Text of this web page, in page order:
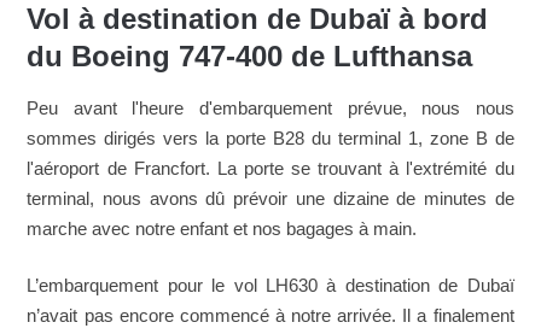
Vol à destination de Dubaï à bord
du Boeing 747-400 de Lufthansa
Peu avant l'heure d'embarquement prévue, nous nous
sommes dirigés vers la porte B28 du terminal 1, zone B de
l'aéroport de Francfort. La porte se trouvant à l'extrémité du
terminal, nous avons dû prévoir une dizaine de minutes de
marche avec notre enfant et nos bagages à main.
L’embarquement pour le vol LH630 à destination de Dubaï
n’avait pas encore commencé à notre arrivée. Il a finalement